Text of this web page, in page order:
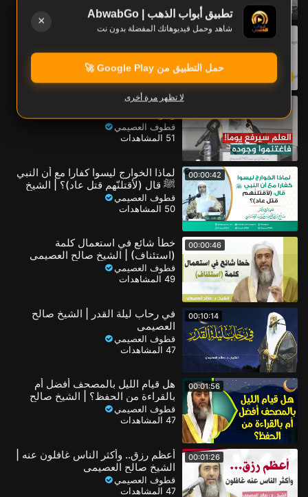
00:00:55
قلتم أن ذكر (أمسينا على فطرة
نجده في بعض الكتب!؟
قطوف العصيمي
52 المشاهدات
العلم سيرفع يوما من الأيام ! فاغتنموا
قطوف العصيمي
51 المشاهدات
00:00:42
لماذا الخوارج ليسوا كفارا مع أن النبي
ﷺ قال (لأقتلنّهم قتل عاد)؟ | الشيخ
صالح العصيمي
قطوف العصيمي
50 المشاهدات
00:00:46
خطأ شائع في استعمال كلمة
(استئناف) | الشيخ صالح العصيمي
قطوف العصيمي
49 المشاهدات
00:10:14
في رحاب ليلة القدر | الشيخ صالح
العصيمي
قطوف العصيمي
47 المشاهدات
00:01:56
هل قيام الليل بالمصحف أفضل أم
بالقراءة من الحفظ؟ | الشيخ صالح
العصيمي
قطوف العصيمي
47 المشاهدات
00:01:26
أعظم رزق.. وأكثر الناس غافلون عنه |
الشيخ صالح العصيمي
قطوف العصيمي
47 المشاهدات
تطبيق أبواب الذهب | AbwabGo
شاهد وحمل فيديوهاتك المفضلة بدون نت
×
حمل التطبيق من Google Play 🚀
لا تظهر مرة أخرى